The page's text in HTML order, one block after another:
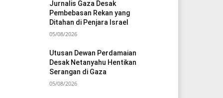
Jurnalis Gaza Desak
Pembebasan Rekan yang
Ditahan di Penjara Israel
05/08/2026
Utusan Dewan Perdamaian
Desak Netanyahu Hentikan
Serangan di Gaza
05/08/2026